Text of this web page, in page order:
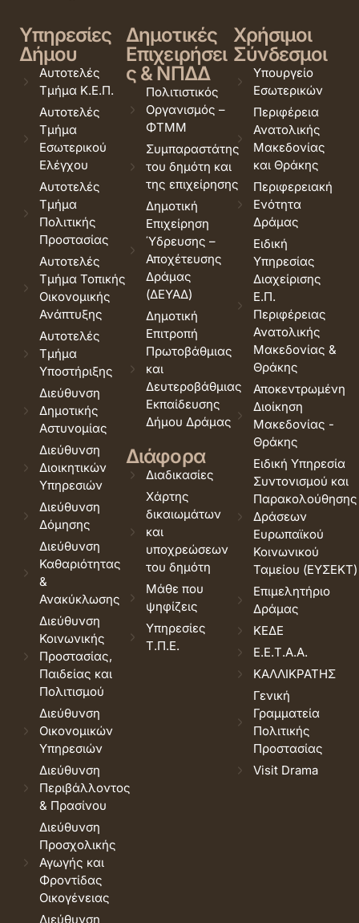
Υπηρεσίες
Δήμου
Αυτοτελές
Τμήμα Κ.Ε.Π.
Αυτοτελές
Τμήμα
Εσωτερικού
Ελέγχου
Αυτοτελές
Τμήμα
Πολιτικής
Προστασίας
Αυτοτελές
Τμήμα Τοπικής
Οικονομικής
Ανάπτυξης
Αυτοτελές
Τμήμα
Υποστήριξης
Διεύθυνση
Δημοτικής
Αστυνομίας
Διεύθυνση
Διοικητικών
Υπηρεσιών
Διεύθυνση
Δόμησης
Διεύθυνση
Καθαριότητας
&
Ανακύκλωσης
Διεύθυνση
Κοινωνικής
Προστασίας,
Παιδείας και
Πολιτισμού
Διεύθυνση
Οικονομικών
Υπηρεσιών
Διεύθυνση
Περιβάλλοντος
& Πρασίνου
Διεύθυνση
Προσχολικής
Αγωγής και
Φροντίδας
Οικογένειας
Διεύθυνση
Δημοτικές
Επιχειρήσει
ς & ΝΠΔΔ
Πολιτιστικός
Οργανισμός –
ΦΤΜΜ
Συμπαραστάτης
του δημότη και
της επιχείρησης
Δημοτική
Επιχείρηση
Ύδρευσης –
Αποχέτευσης
Δράμας
(ΔΕΥΑΔ)
Δημοτική
Επιτροπή
Πρωτοβάθμιας
και
Δευτεροβάθμιας
Εκπαίδευσης
Δήμου Δράμας
Διάφορα
Διαδικασίες
Χάρτης
δικαιωμάτων
και
υποχρεώσεων
του δημότη
Μάθε που
ψηφίζεις
Υπηρεσίες
Τ.Π.Ε.
Χρήσιμοι
Σύνδεσμοι
Υπουργείο
Εσωτερικών
Περιφέρεια
Ανατολικής
Μακεδονίας
και Θράκης
Περιφερειακή
Ενότητα
Δράμας
Ειδική
Υπηρεσίας
Διαχείρισης
Ε.Π.
Περιφέρειας
Ανατολικής
Μακεδονίας &
Θράκης
Αποκεντρωμένη
Διοίκηση
Μακεδονίας -
Θράκης
Ειδική Υπηρεσία
Συντονισμού και
Παρακολούθησης
Δράσεων
Ευρωπαϊκού
Κοινωνικού
Ταμείου (ΕΥΣΕΚΤ)
Επιμελητήριο
Δράμας
ΚΕΔΕ
Ε.Ε.Τ.Α.Α.
ΚΑΛΛΙΚΡΑΤΗΣ
Γενική
Γραμματεία
Πολιτικής
Προστασίας
Visit Drama